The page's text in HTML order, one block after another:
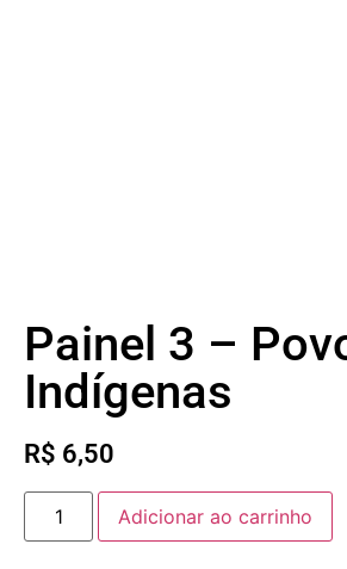
Painel 3 –
Indígenas
R$ 6,50
Adicionar ao carrinho